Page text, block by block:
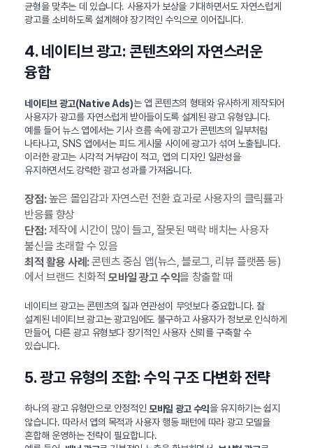
균형을 맞추는 데 있습니다. 사용자가 보상을 기대하면서도 자연스럽게
광고를 소비하도록 설계해야 장기적인 수익으로 이어집니다.
4. 네이티브 광고: 콘텐츠와의 자연스러운
융합
네이티브 광고(Native Ads)는 앱 콘텐츠의 형태와 유사하게 제작되어
사용자가 광고를 자연스럽게 받아들이도록 설계된 광고 유형입니다.
예를 들어 뉴스 앱에서는 기사 흐름 속에 광고가 콘텐츠의 일부처럼
나타나고, SNS 앱에서는 피드 게시물 사이에 광고가 섞여 노출됩니다.
이러한 광고는 시각적 거부감이 적고, 앱의 디자인 일관성을
유지하면서도 강력한 광고 성과를 가져옵니다.
장점:높은 몰입감과 자연스런 전환 효과로 사용자의 클릭률과
반응률 향상
단점:제작에 시간이 많이 들고, 잘못된 맥락 배치는 사용자
불신을 초래할 수 있음
최적 활용 사례:콘텐츠 중심 앱(뉴스, 블로그, 리뷰 플랫폼 등)
에서 브랜드 친화적 모바일 광고 수익을 창출할 때
네이티브 광고는 콘텐츠의 질과 연관성이 무엇보다 중요합니다. 잘
설계된 네이티브 광고는 광고임에도 불구하고 사용자가 정보로 인식하게
만들어, 다른 광고 유형보다 장기적인 사용자 신뢰를 구축할 수
있습니다.
5. 광고 유형의 조합: 수익 구조 다변화 전략
하나의 광고 유형만으로 안정적인모바일 광고 수익을 유지하기는 쉽지
않습니다. 따라서 앱의 목적과 사용자 행동 패턴에 따라 광고 모델을
혼합해 운영하는 전략이 필요합니다.